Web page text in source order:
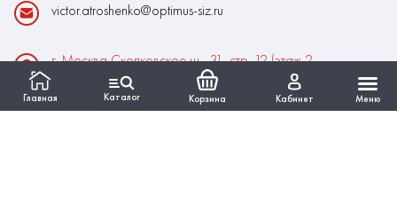
Главная Каталог Корзина Кабинет Меню
victor.atroshenko@optimus-siz.ru
г. Москва Сколковское ш., 31, стр. 12 (этаж 2,
помещение 22)
Время работы: